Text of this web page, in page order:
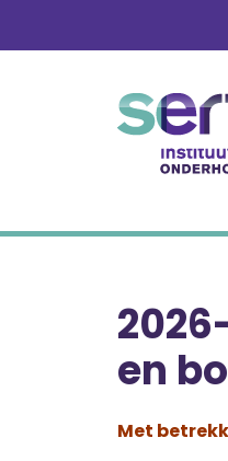
content
en
Met